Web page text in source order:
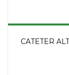
CATETER